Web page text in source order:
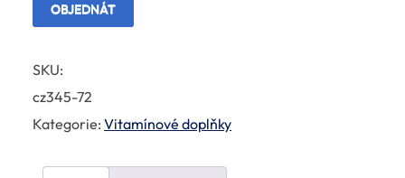
OBJEDNÁT
SKU:
cz345-72
Kategorie: Vitamínové doplňky